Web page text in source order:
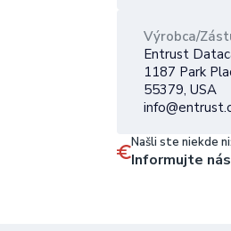
Výrobca/
Entrust
1187 Park
55379, USA
Našli ste niekde
Informujte